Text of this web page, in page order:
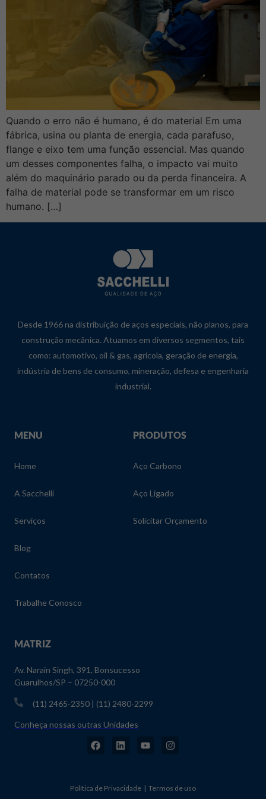
Quando o erro não é humano, é do material Em uma
fábrica, usina ou planta de energia, cada parafuso,
flange e eixo tem uma função essencial. Mas quando
um desses componentes falha, o impacto vai muito
além do maquinário parado ou da perda financeira. A
falha de material pode se transformar em um risco
humano. […]
Desde 1966 na distribuição de aços especiais, não planos, para
construção mecânica. Atuamos em diversos segmentos, tais
como: automotivo, oil & gas, agrícola, geração de energia,
indústria de bens de consumo, mineração, defesa e engenharia
industrial.
MENU
Home
A Sacchelli
Serviços
Blog
Contatos
Trabalhe Conosco
PRODUTOS
Aço Carbono
Aço Ligado
Solicitar Orçamento
MATRIZ
Av. Narain Singh, 391, Bonsucesso
Guarulhos/SP – 07250-000
(11) 2465-2350 | (11) 2480-2299
Conheça nossas outras Unidades
Política de Privacidade | Termos de uso